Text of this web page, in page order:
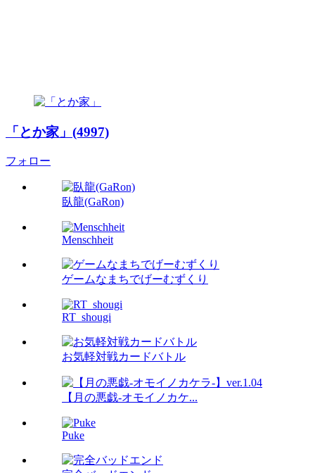
「とか家」(4997)
フォロー
臥龍(GaRon)
Menschheit
ゲームなまちでげーむずくり
RT_shougi
お気軽対戦カードバトル
【月の悪戯-オモイノカケ...
Puke